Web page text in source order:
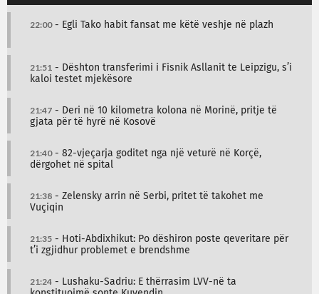
22:00- Egli Tako habit fansat me këtë veshje në plazh
21:51 - Dështon transferimi i Fisnik Asllanit te Leipzigu, s’i
kaloi testet mjekësore
21:47 - Deri në 10 kilometra kolona në Morinë, pritje të
gjata për të hyrë në Kosovë
21:40- 82-vjeçarja goditet nga një veturë në Korçë,
dërgohet në spital
21:38 - Zelensky arrin në Serbi, pritet të takohet me
Vuçiqin
21:35 - Hoti-Abdixhikut: Po dëshiron poste qeveritare për
t’i zgjidhur problemet e brendshme
21:24 - Lushaku-Sadriu: E thërrasim LVV-në ta